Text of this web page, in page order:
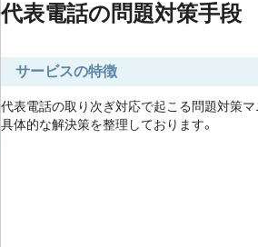
代表電話の問題対策手段
サービスの特徴
代表電話の取り次ぎ対応で起こる問題対策
具体的な解決策を整理しております。